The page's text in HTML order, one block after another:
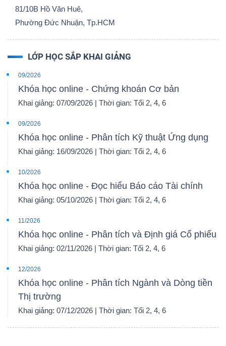
81/10B Hồ Văn Huê,
Phường Đức Nhuận, Tp.HCM
LỚP HỌC SẮP KHAI GIẢNG
09/2026
Khóa học online - Chứng khoán Cơ bản
Khai giảng: 07/09/2026 | Thời gian: Tối 2, 4, 6
09/2026
Khóa học online - Phân tích Kỹ thuật Ứng dụng
Khai giảng: 16/09/2026 | Thời gian: Tối 2, 4, 6
10/2026
Khóa học online - Đọc hiểu Báo cáo Tài chính
Khai giảng: 05/10/2026 | Thời gian: Tối 2, 4, 6
11/2026
Khóa học online - Phân tích và Định giá Cổ phiếu
Khai giảng: 02/11/2026 | Thời gian: Tối 2, 4, 6
12/2026
Khóa học online - Phân tích Ngành và Dòng tiền
Thị trường
Khai giảng: 07/12/2026 | Thời gian: Tối 2, 4, 6